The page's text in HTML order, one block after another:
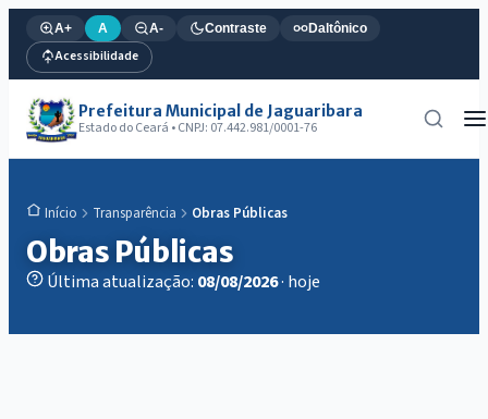
A+ A A- Contraste Daltônico
Acessibilidade
Prefeitura Municipal de Jaguaribara
Estado do Ceará • CNPJ: 07.442.981/0001-76
Início Transparência Obras Públicas
Obras Públicas
Última atualização: 08/08/2026· hoje